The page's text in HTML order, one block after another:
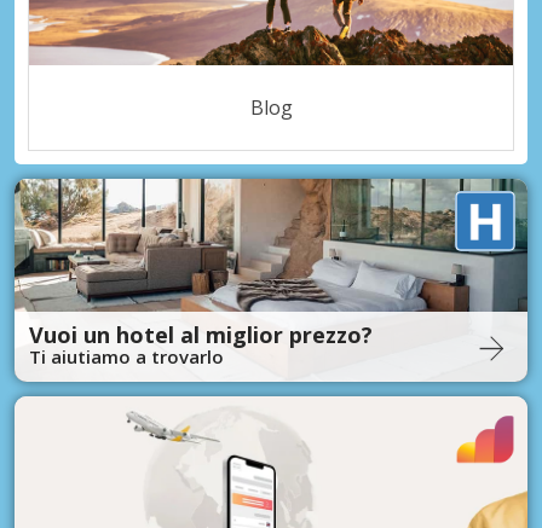
Blog
Vuoi un hotel al miglior prezzo?
Ti aiutiamo a trovarlo